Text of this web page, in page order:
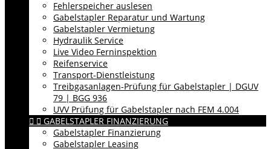
Fehlerspeicher auslesen
Gabelstapler Reparatur und Wartung
Gabelstapler Vermietung
Hydraulik Service
Live Video Ferninspektion
Reifenservice
Transport-Dienstleistung
Treibgasanlagen-Prüfung für Gabelstapler | DGUV
79 | BGG 936
UVV Prüfung für Gabelstapler nach FEM 4.004
  GABELSTAPLER FINANZIERUNG
Gabelstapler Finanzierung
Gabelstapler Leasing